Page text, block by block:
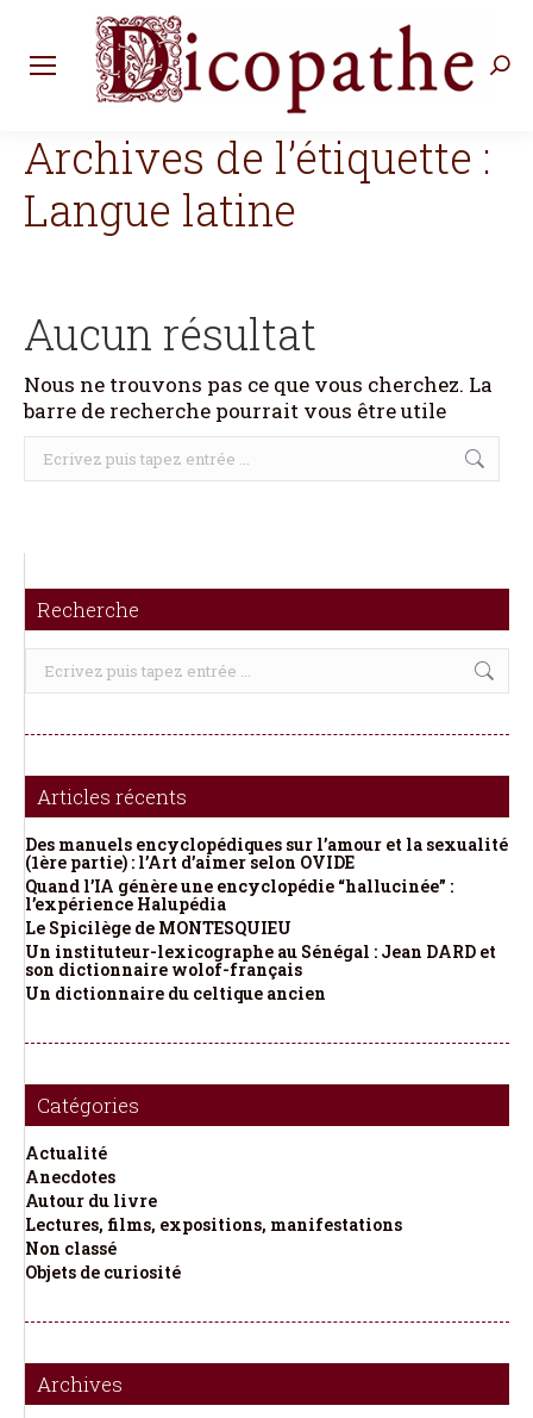
Archives de l’étiquette :
Langue latine
Aucun résultat
Nous ne trouvons pas ce que vous cherchez. La
barre de recherche pourrait vous être utile
Recherche
:
Recherche
Recherche
Articles récents
Des manuels encyclopédiques sur l’amour et la sexualité
(1ère partie) : l’Art d’aimer selon OVIDE
Quand l’IA génère une encyclopédie “hallucinée” :
l’expérience Halupédia
Le Spicilège de MONTESQUIEU
Un instituteur-lexicographe au Sénégal : Jean DARD et
son dictionnaire wolof-français
Un dictionnaire du celtique ancien
Catégories
Actualité
Anecdotes
Autour du livre
Lectures, films, expositions, manifestations
Non classé
Objets de curiosité
Archives